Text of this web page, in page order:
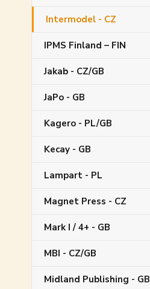
Intermodel - CZ
IPMS Finland – FIN
Jakab - CZ/GB
JaPo - GB
Kagero - PL/GB
Kecay - GB
Lampart - PL
Magnet Press - CZ
Mark I / 4+ - GB
MBI - CZ/GB
Midland Publishing - GB